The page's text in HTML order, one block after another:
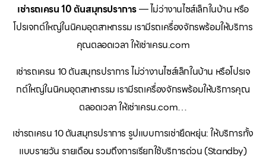
เช่ารถเครน 10 ตันสมุทรปราการ— ไม่ว่างานไซส์เล็กในบ้าน หรือ
โปรเจกต์ใหญ่ในนิคมอุตสาหกรรม เรามีรถเครื่องจักรพร้อมให้บริการ
คุณตลอดเวลา ให้เช่าเครน.com
เช่ารถเครน 10 ตันสมุทรปราการ ไม่ว่างานไซส์เล็กในบ้าน หรือโปรเจ
กต์ใหญ่ในนิคมอุตสาหกรรม เรามีรถเครื่องจักรพร้อมให้บริการคุณ
ตลอดเวลา ให้เช่าเครน.com…
เช่ารถเครน 10 ตันสมุทรปราการ รูปแบบการเช่ายืดหยุ่น: ให้บริการทั้ง
แบบรายวัน รายเดือน รวมถึงการเรียกใช้บริการด่วน (Standby)